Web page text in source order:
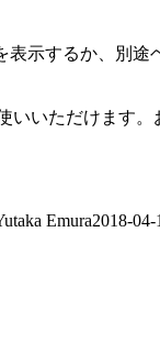
示するか、別途
いただけます。
Emura2018-